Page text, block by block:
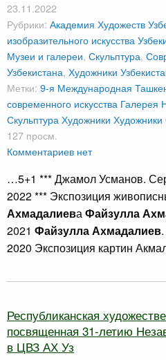
23.11.2022
Рубрики: Академия Художеств
изобразительного искусства
Музеи и галереи, Скульптура,
Узбекистана, Художники
Метки: 9-я Международная
современного искусства Галерея
СкульптураХудожники
127 просм.
Комментариев нет
…5+1 *** Джамол Усманов.
2022 *** Экспозиция
АхмадалиеваФайзулла
2021 Файзулла Ахмадалиев
2020 Экспозиция картин
Республиканская
посвященная 31-летию
в ЦВЗ АХ Уз